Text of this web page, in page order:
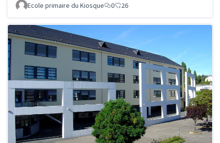
Ecole primaire du Kiosque 0 26